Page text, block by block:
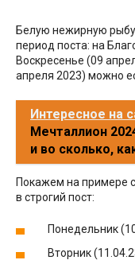
Белую нежирную
период поста: на
Воскресенье (09
апреля 2023) можно
Интересное на
Мечталлион
и во сколько,
Покажем на примере
в строгий пост:
Понедельник
Вторник